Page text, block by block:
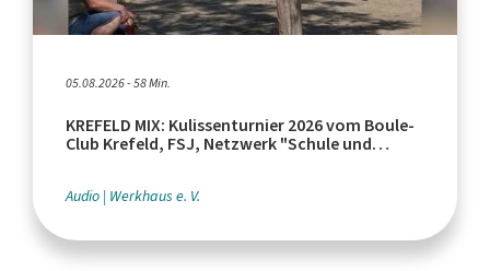
05.08.2026 - 58 Min.
KREFELD MIX: Kulissenturnier 2026 vom Boule-
Club Krefeld, FSJ, Netzwerk "Schule und
Audio Werkhaus e. V.